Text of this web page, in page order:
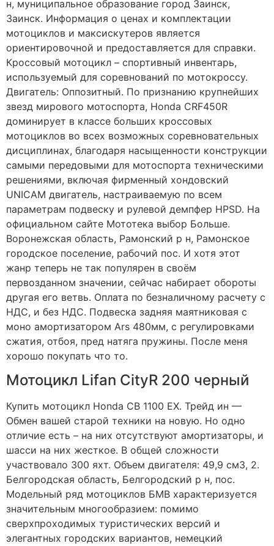
н, муниципальное образование город Заинск,
Заинск. Информация о ценах и комплектации
мотоциклов и максискутеров является
ориентировочной и предоставляется для справки.
Кроссовый мотоцикл – спортивный инвентарь,
используемый для соревнований по мотокроссу.
Двигатель: Оппозитный. По признанию крупнейших
звезд мирового мотоспорта, Honda CRF450R
доминирует в классе больших кроссовых
мотоциклов во всех возможных соревновательных
дисциплинах, благодаря насыщенности конструкции
самыми передовыми для мотоспорта техническими
решениями, включая фирменный хондовский
UNICAM двигатель, настраиваемую по всем
параметрам подвеску и рулевой демпфер HPSD. На
официальном сайте Мототека выбор Больше.
Воронежская область, Рамонский р н, Рамонское
городское поселение, рабочий пос. И хотя этот
жанр теперь не так популярен в своём
первозданном значении, сейчас набирает обороты
другая его ветвь. Оплата по безналичному расчету с
НДС, и без НДС. Подвеска задняя маятниковая с
моно амортизатором Ars 480мм, с регулировками
сжатия, отбоя, пред натяга пружины. После меня
хорошо покупать что то.
Мотоцикл Lifan CityR 200 черный
Купить мотоцикл Honda CB 1100 EX. Трейд ин —
Обмен вашей старой техники на новую. Но одно
отличие есть – на них отсутствуют амортизаторы, и
шасси на них жесткое. В общей сложности
участвовало 300 яхт. Объем двигателя: 49,9 см3, 2.
Белгородская область, Белгородский р н, пос.
Модельный ряд мотоциклов БМВ характеризуется
значительным многообразием: помимо
сверхпроходимых туристических версий и
элегантных городских вариантов, немецкий